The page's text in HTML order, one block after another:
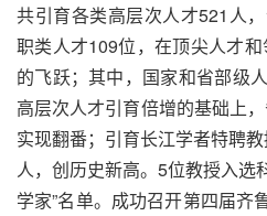
共引育各类高层次人才521人
职类人才109位，在顶尖人才
的飞跃；其中，国家和省部级
高层次人才引育倍增的基础上
实现翻番；引育长江学者特聘
人，创历史新高。5位教授入选
学家”名单。成功召开第四届齐